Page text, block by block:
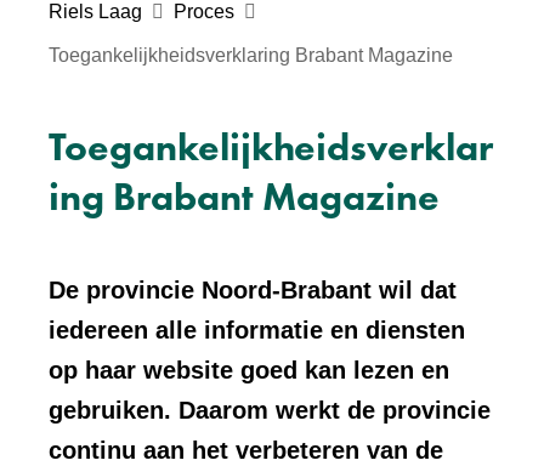
Riels Laag Proces
Toegankelijkheidsverklaring Brabant Magazine
Toegankelijkheidsverklar
ing Brabant Magazine
De provincie Noord-Brabant wil dat
iedereen alle informatie en diensten
op haar website goed kan lezen en
gebruiken. Daarom werkt de provincie
continu aan het verbeteren van de